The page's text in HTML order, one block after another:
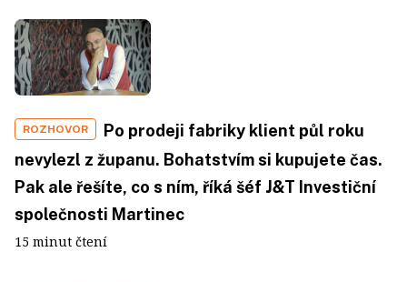
ROZHOVOR
Po prodeji fabriky klient půl roku
nevylezl z županu. Bohatstvím si kupujete čas.
Pak ale řešíte, co s ním, říká šéf J&T Investiční
společnosti Martinec
15 minut čtení